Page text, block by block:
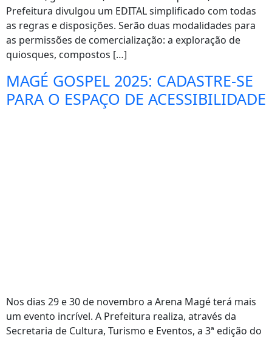
Prefeitura divulgou um EDITAL simplificado com todas
as regras e disposições. Serão duas modalidades para
as permissões de comercialização: a exploração de
quiosques, compostos […]
MAGÉ GOSPEL 2025: CADASTRE-SE
PARA O ESPAÇO DE ACESSIBILIDADE
Nos dias 29 e 30 de novembro a Arena Magé terá mais
um evento incrível. A Prefeitura realiza, através da
Secretaria de Cultura, Turismo e Eventos, a 3ª edição do